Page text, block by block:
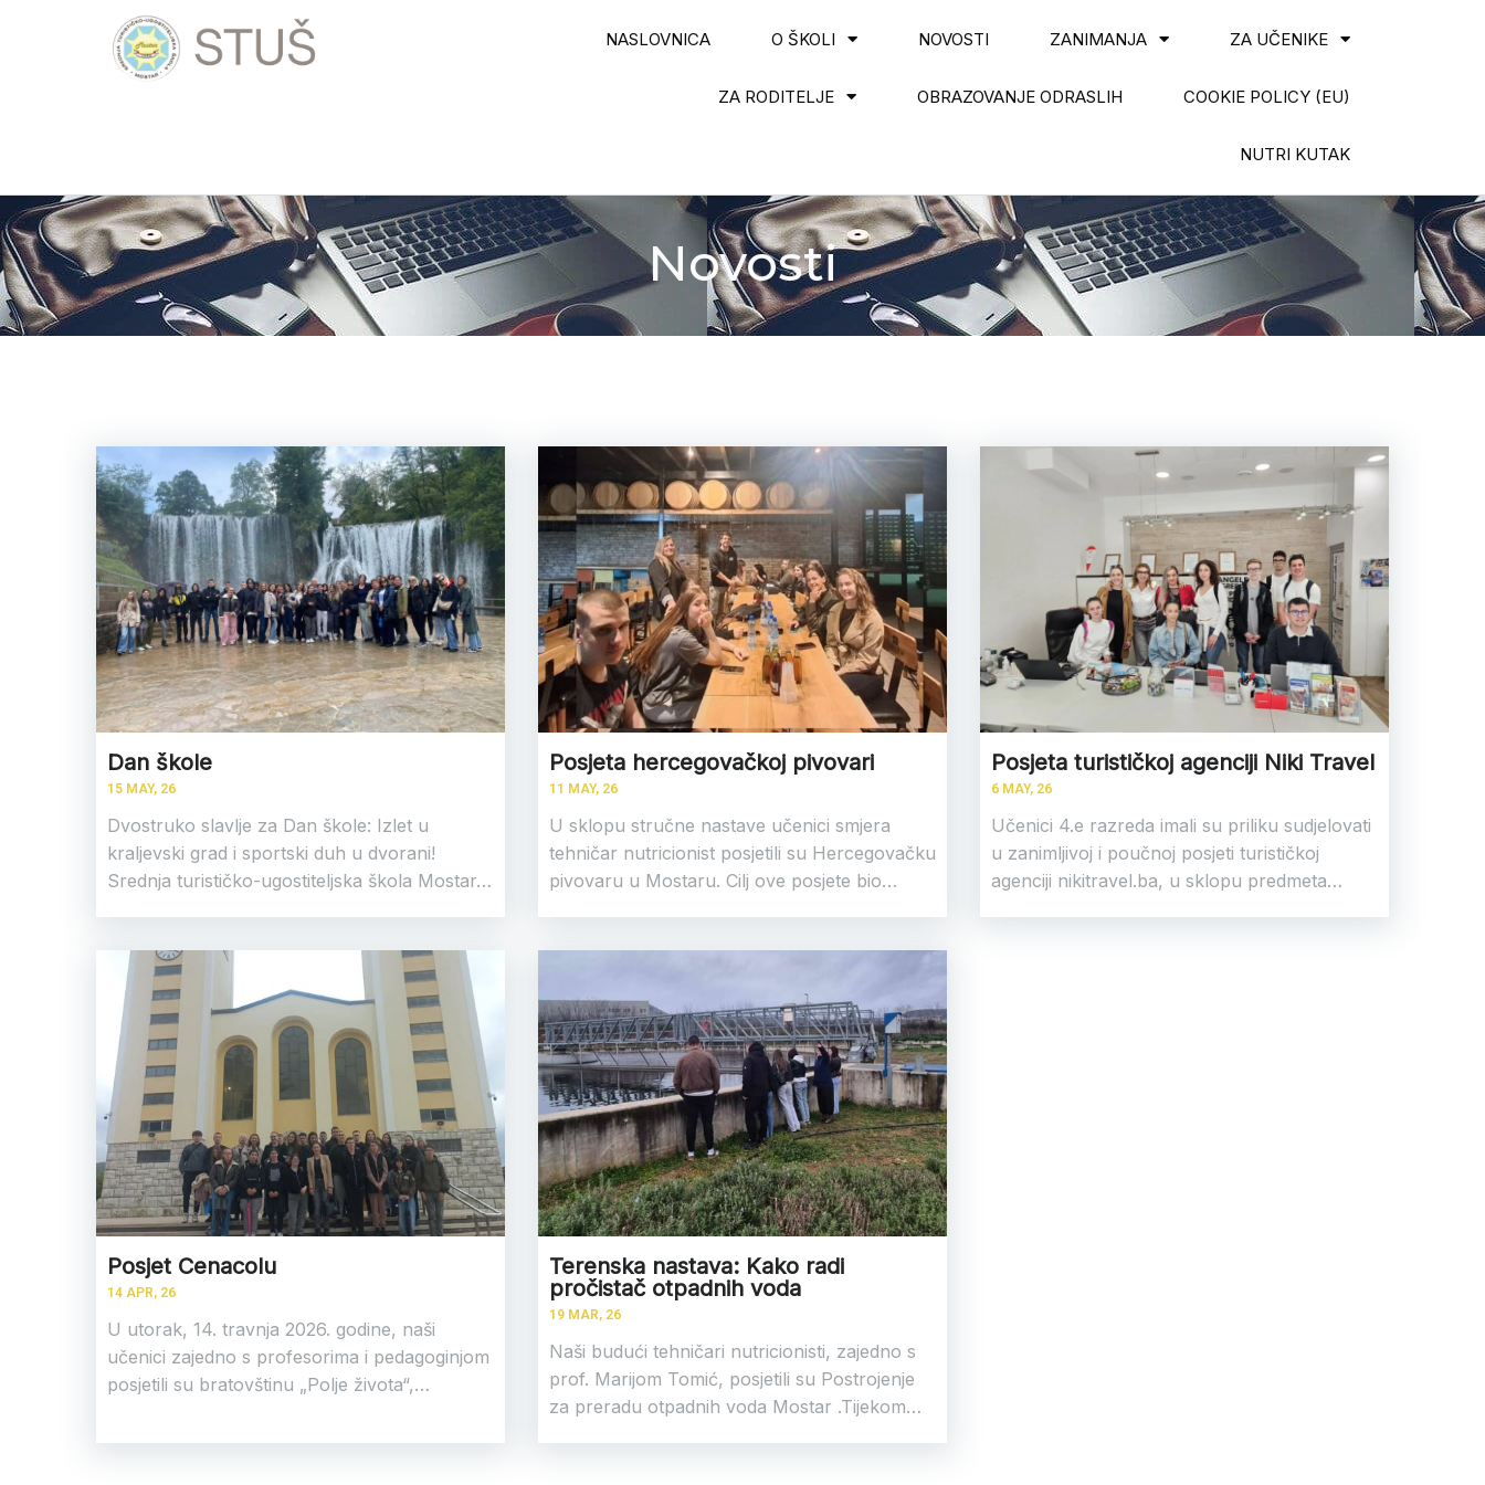
NASLOVNICA O ŠKOLI NOVOSTI ZANIMANJA ZA UČENIKE
ZA RODITELJE OBRAZOVANJE ODRASLIH COOKIE POLICY (EU)
NUTRI KUTAK
Novosti
Dan škole
15 MAY, 26
Dvostruko slavlje za Dan škole: Izlet u
kraljevski grad i sportski duh u dvorani!
Srednja turističko-ugostiteljska škola Mostar…
Posjeta hercegovačkoj pivovari
11 MAY, 26
U sklopu stručne nastave učenici smjera
tehničar nutricionist posjetili su Hercegovačku
pivovaru u Mostaru. Cilj ove posjete bio…
Posjeta turističkoj agenciji Niki Travel
6 MAY, 26
Učenici 4.e razreda imali su priliku sudjelovati
u zanimljivoj i poučnoj posjeti turističkoj
agenciji nikitravel.ba, u sklopu predmeta…
Posjet Cenacolu
14 APR, 26
U utorak, 14. travnja 2026. godine, naši
učenici zajedno s profesorima i pedagoginjom
posjetili su bratovštinu „Polje života“,…
Terenska nastava: Kako radi
pročistač otpadnih voda
19 MAR, 26
Naši budući tehničari nutricionisti, zajedno s
prof. Marijom Tomić, posjetili su Postrojenje
za preradu otpadnih voda Mostar .Tijekom…